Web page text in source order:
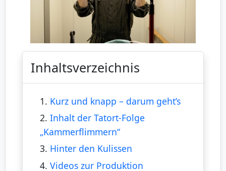
Inhaltsverzeichnis
1. Kurz und knapp – darum geht’s
2. Inhalt der Tatort-Folge
„Kammerflimmern“
3. Hinter den Kulissen
4. Videos zur Produktion